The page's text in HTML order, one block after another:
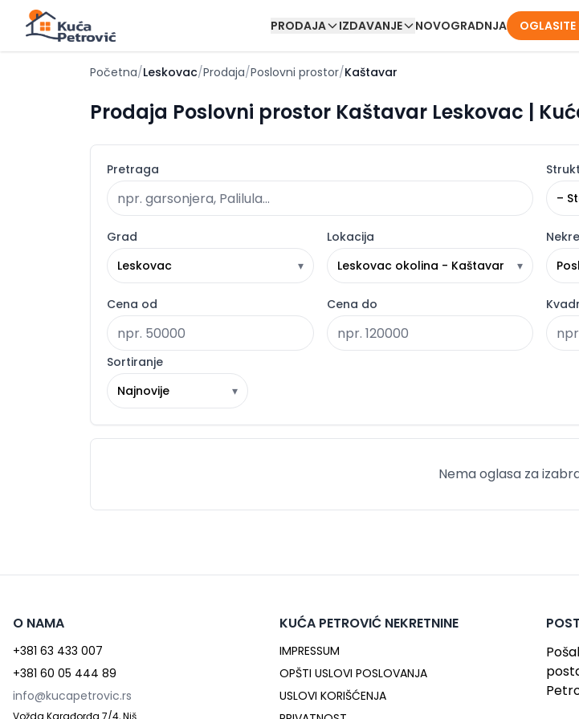
PRODAJA IZDAVANJE NOVOGRADNJA OGLASITE
Početna/Leskovac/Prodaja/Poslovni prostor/Kaštavar
Prodaja Poslovni prostor Kaštavar Leskovac |
Pretraga
–
Grad
Leskovac
▾
Lokacija
Leskovac okolina - Kaštavar
▾
Cena od Cena do
Sortiranje
Najnovije
▾
Nema oglasa za
O NAMA
+381 63 433 007
+381 60 05 444 89
info@kucapetrovic.rs
Vožda Karađorđa 7/4, Niš
KUĆA PETROVIĆ NEKRETNINE
IMPRESSUM
OPŠTI USLOVI POSLOVANJA
USLOVI KORIŠĆENJA